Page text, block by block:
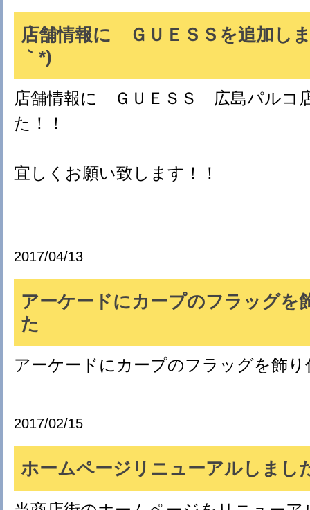
店舗情報に ＧＵＥＳＳを追加し
｀*)
店舗情報に ＧＵＥＳＳ 広島パルコ
た！！
宜しくお願い致します！！
2017/04/13
アーケードにカープのフラッグを
た
アーケードにカープのフラッグを飾
2017/02/15
ホームページリニューアルしまし